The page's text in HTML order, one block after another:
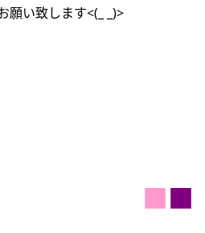
願い致します<(_ _)>
■■